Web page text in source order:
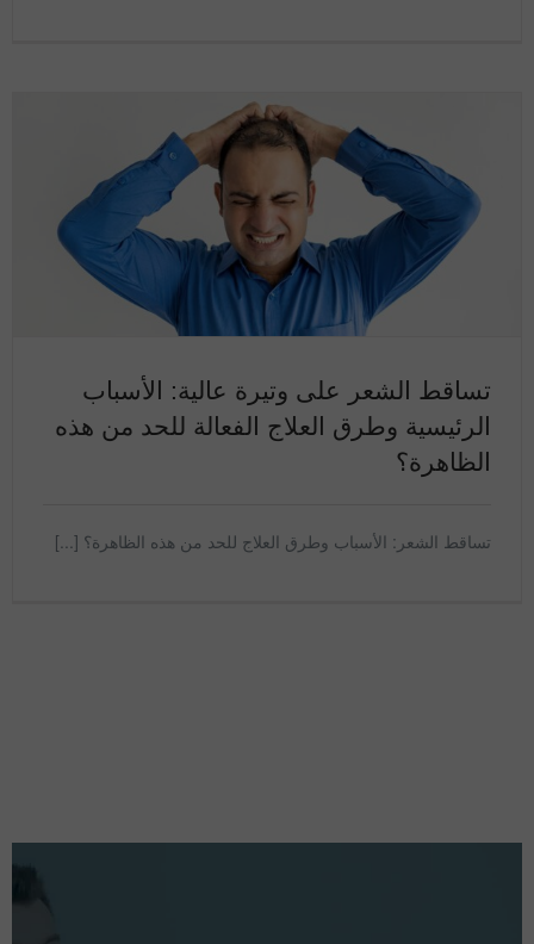
تساقط الشعر على وتيرة عالية: الأسباب
الرئيسية وطرق العلاج الفعالة للحد من هذه
الظاهرة؟
تساقط الشعر: الأسباب وطرق العلاج للحد من هذه الظاهرة؟ [...]